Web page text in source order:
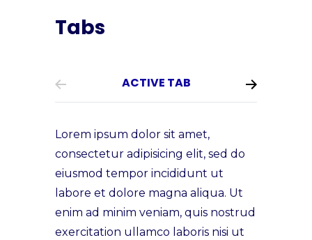
Tabs
ACTIVE TAB
Lorem ipsum dolor sit amet,
consectetur adipisicing elit, sed do
eiusmod tempor incididunt ut
labore et dolore magna aliqua. Ut
enim ad minim veniam, quis nostrud
exercitation ullamco laboris nisi ut